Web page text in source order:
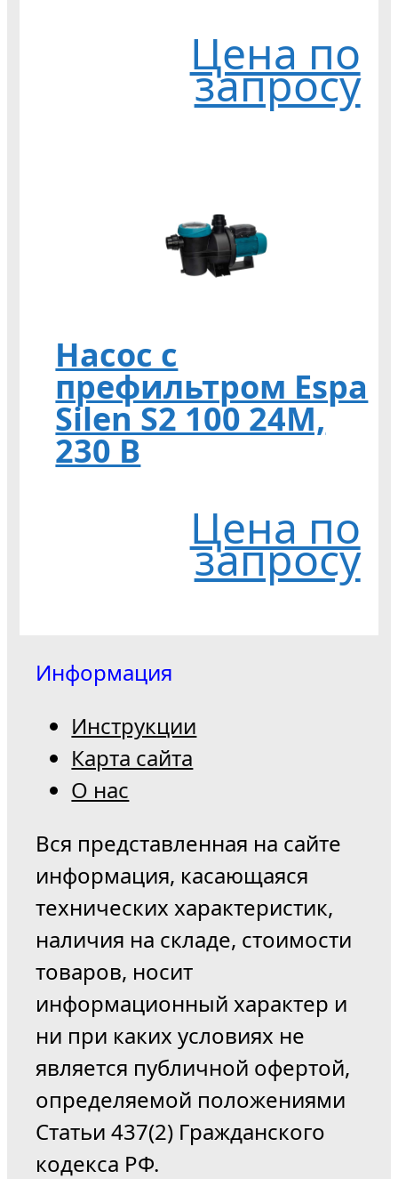
Цена по
запросу
Насос с
префильтром Espa
Silen S2 100 24М,
230 В
Цена по
запросу
Информация
Инструкции
Карта сайта
О нас
Вся представленная на сайте
информация, касающаяся
технических характеристик,
наличия на складе, стоимости
товаров, носит
информационный характер и
ни при каких условиях не
является публичной офертой,
определяемой положениями
Статьи 437(2) Гражданского
кодекса РФ.